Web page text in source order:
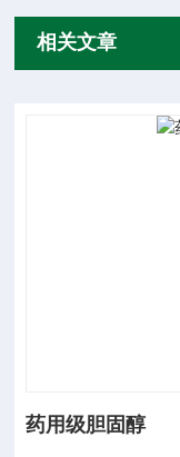
相关文章
药用级胆固醇